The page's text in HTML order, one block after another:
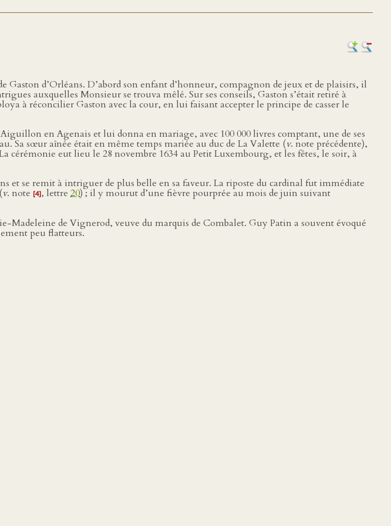
d’Orléans. D’abord son enfant d’honneur, compagnon de jeux et de plaisirs, il
auxquelles Monsieur se trouva mêlé. Sur ses conseils, Gaston s’était retiré à
à réconcilier Gaston avec la cour, en lui faisant accepter le principe de casser le
en Agenais et lui donna en mariage, avec 100 000 livres comptant, une de ses
sœur aînée était en même temps mariée au duc de La Valette (v. note précédente),
cérémonie eut lieu le 28 novembre 1634 au Petit Luxembourg, et les fêtes, le soir, à
et se remit à intriguer de plus belle en sa faveur. La riposte du cardinal fut immédiate
v. note [4], lettre 20) ; il y mourut d’une fièvre pourprée au mois de juin suivant
Madeleine de Vignerod, veuve du marquis de Combalet. Guy Patin a souvent évoqué
peu flatteurs.